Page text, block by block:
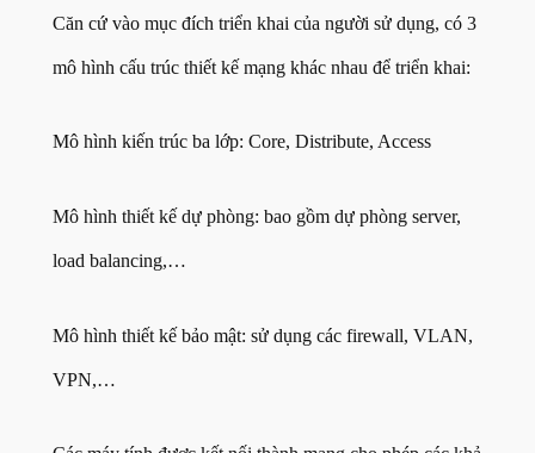
Căn cứ vào mục đích triển khai của người sử dụng, có 3
mô hình cấu trúc thiết kế mạng khác nhau để triển khai:
Mô hình kiến trúc ba lớp: Core, Distribute, Access
Mô hình thiết kế dự phòng: bao gồm dự phòng server,
load balancing,…
Mô hình thiết kế bảo mật: sử dụng các firewall, VLAN,
VPN,…